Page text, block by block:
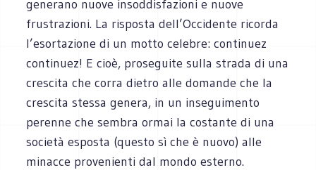
generano nuove insoddisfazioni e nuove
frustrazioni. La risposta dell’Occidente ricorda
l’esortazione di un motto celebre: continuez
continuez! E cioè, proseguite sulla strada di una
crescita che corra dietro alle domande che la
crescita stessa genera, in un inseguimento
perenne che sembra ormai la costante di una
società esposta (questo sì che è nuovo) alle
minacce provenienti dal mondo esterno.